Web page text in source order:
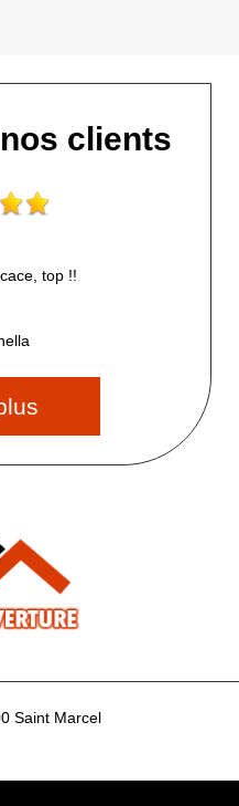
clients
top !!
Saint Marcel